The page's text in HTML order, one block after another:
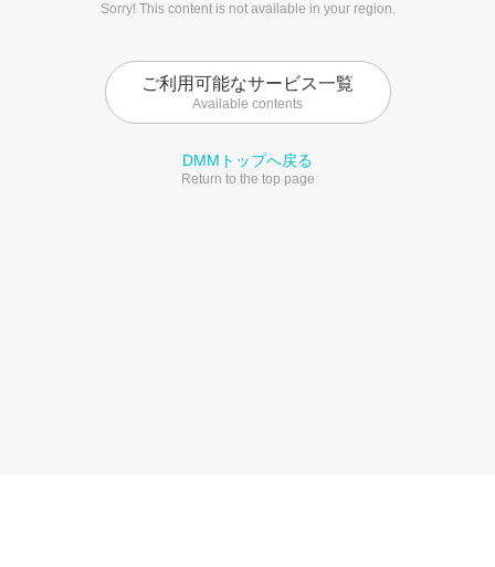
Sorry! This content is not available in your region.
ご利用可能なサービス一覧
Available contents
DMMトップへ戻る
Return to the top page